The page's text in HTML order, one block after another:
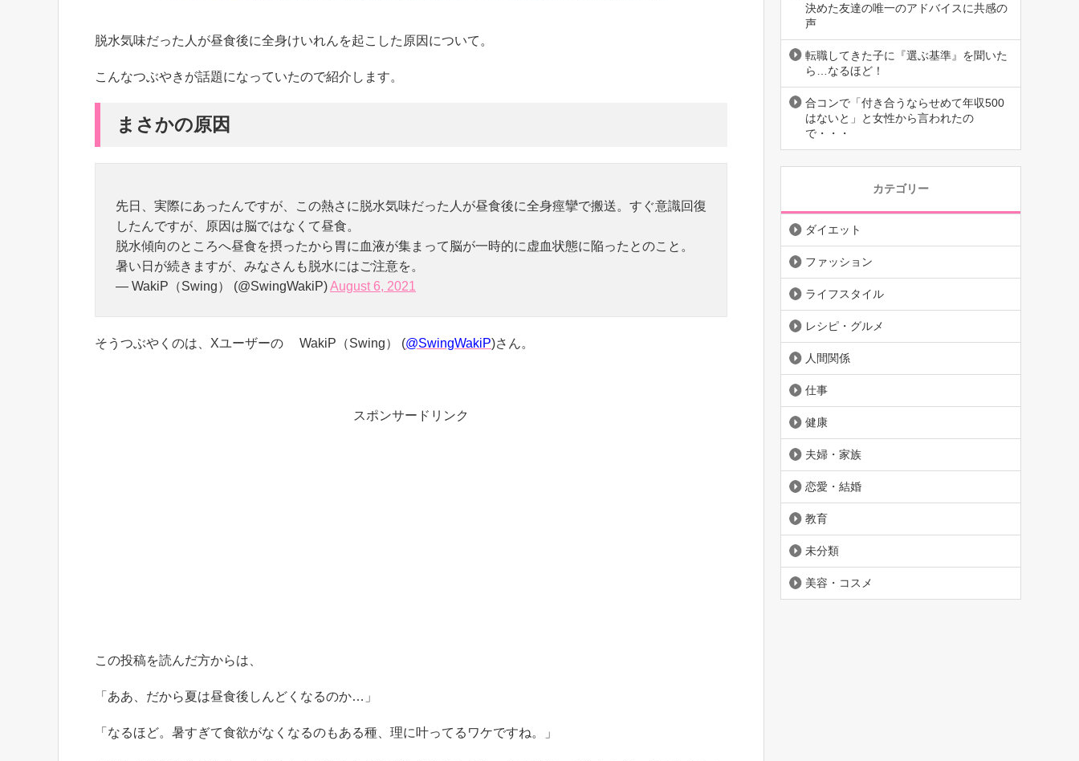
脱水気味だった人が昼食後に全身けいれんを起こした原因について。
こんなつぶやきが話題になっていたので紹介します。
まさかの原因
先日、実際にあったんですが、この熱さに脱水気味だった人が昼食後に全身痙攣で搬送。すぐ意識回復
したんですが、原因は脳ではなくて昼食。
脱水傾向のところへ昼食を摂ったから胃に血液が集まって脳が一時的に虚血状態に陥ったとのこと。
暑い日が続きますが、みなさんも脱水にはご注意を。
— WakiP（Swing） (@SwingWakiP)August 6, 2021
そうつぶやくのは、Xユーザーの WakiP（Swing） (@SwingWakiP)さん。
スポンサードリンク
この投稿を読んだ方からは、
「ああ、だから夏は昼食後しんどくなるのか…」
「なるほど。暑すぎて食欲がなくなるのもある種、理に叶ってるワケですね。」
決めた友達の唯一のアドバイスに共感の
声
転職してきた子に『選ぶ基準』を聞いた
ら…なるほど！
合コンで「付き合うならせめて年収500
はないと」と女性から言われたの
で・・・
カテゴリー
ダイエット
ファッション
ライフスタイル
レシピ・グルメ
人間関係
仕事
健康
夫婦・家族
恋愛・結婚
教育
未分類
美容・コスメ